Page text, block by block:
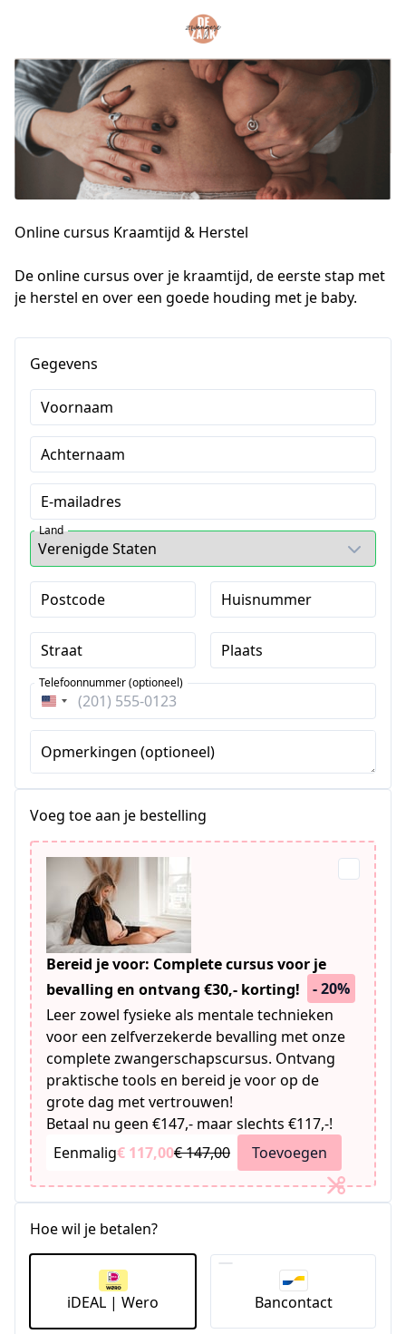
Online cursus Kraamtijd & Herstel
De online cursus over je kraamtijd, de eerste stap met
je herstel en over een goede houding met je baby.
Gegevens
Voornaam
Achternaam
E-mailadres
Land
Postcode Huisnummer
Straat Plaats
Verenigde
Staten
+1
Telefoonnummer (optioneel)
Opmerkingen (optioneel)
Voeg toe aan je bestelling
Bereid je voor: Complete cursus voor je
bevalling en ontvang €30,- korting!
- 20%
Leer zowel fysieke als mentale technieken
voor een zelfverzekerde bevalling met onze
complete zwangerschapscursus. Ontvang
praktische tools en bereid je voor op de
grote dag met vertrouwen!
Betaal nu geen €147,- maar slechts €117,-!
Eenmalig€ 117,00€ 147,00 Toevoegen
Hoe wil je betalen?
iDEAL | Wero Bancontact